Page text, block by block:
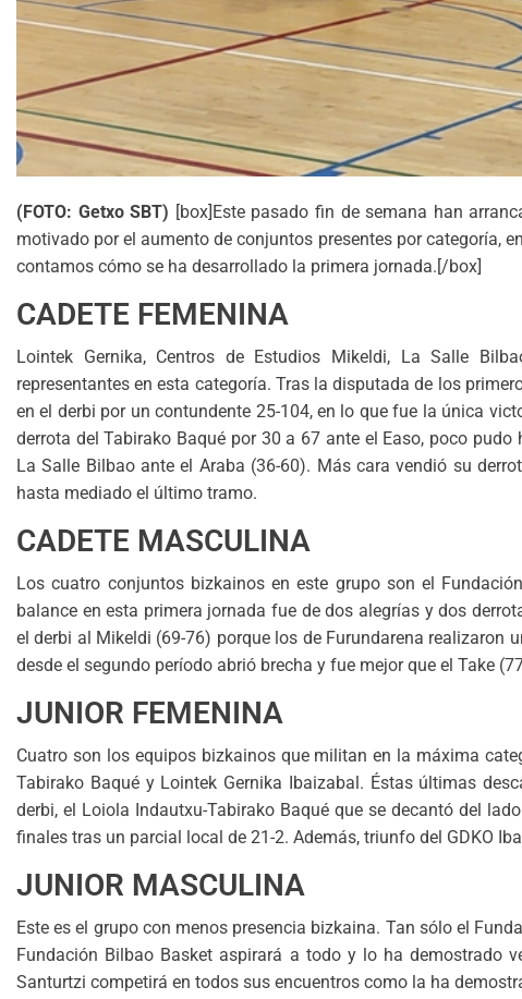
(FOTO: Getxo SBT) [box]Este pasado fin de semana han
motivado por el aumento de conjuntos presentes por categoría,
contamos cómo se ha desarrollado la primera jornada.[/box]
CADETE FEMENINA
Lointek Gernika, Centros de Estudios Mikeldi, La Salle
representantes en esta categoría. Tras la disputada de los
en el derbi por un contundente 25-104, en lo que fue la única
derrota del Tabirako Baqué por 30 a 67 ante el Easo, poco
La Salle Bilbao ante el Araba (36-60). Más cara vendió su
hasta mediado el último tramo.
CADETE MASCULINA
Los cuatro conjuntos bizkainos en este grupo son el
balance en esta primera jornada fue de dos alegrías y dos
el derbi al Mikeldi (69-76) porque los de Furundarena realizaron
desde el segundo período abrió brecha y fue mejor que el Take
JUNIOR FEMENINA
Cuatro son los equipos bizkainos que militan en la máxima
Tabirako Baqué y Lointek Gernika Ibaizabal. Éstas últimas
derbi, el Loiola Indautxu-Tabirako Baqué que se decantó del
finales tras un parcial local de 21-2. Además, triunfo del GDKO
JUNIOR MASCULINA
Este es el grupo con menos presencia bizkaina. Tan sólo el
Fundación Bilbao Basket aspirará a todo y lo ha demostrado
Santurtzi competirá en todos sus encuentros como la ha